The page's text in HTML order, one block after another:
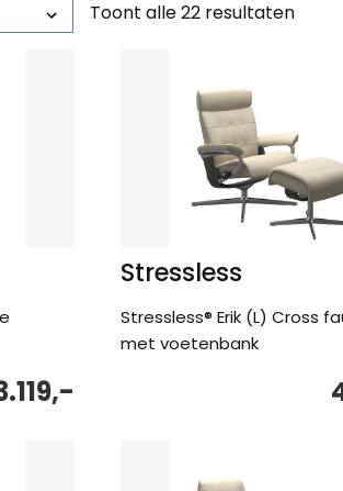
Toont alle 22 resultaten
Gesorteerd
Stressless
Stressless® Erik (L) Cross
met voetenbank